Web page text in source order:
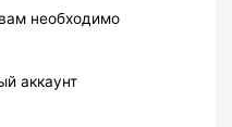
необходимо
аккаунт